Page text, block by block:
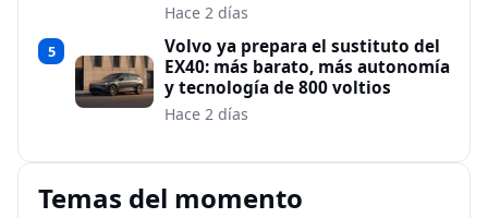
Hace 2 días
5
Volvo ya prepara el sustituto del
EX40: más barato, más autonomía
y tecnología de 800 voltios
Hace 2 días
Temas del momento